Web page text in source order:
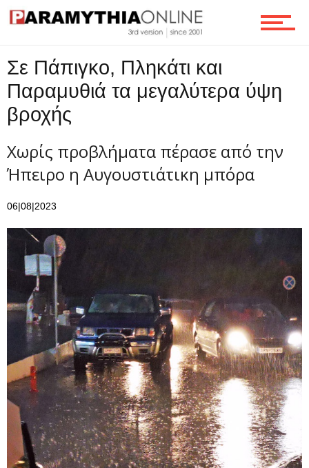
Επικοινωνία
Σε Πάπιγκο, Πληκάτι και
Παραμυθιά τα μεγαλύτερα ύψη
βροχής
Χωρίς προβλήματα πέρασε από την
Ήπειρο η Αυγουστιάτικη μπόρα
06|08|2023